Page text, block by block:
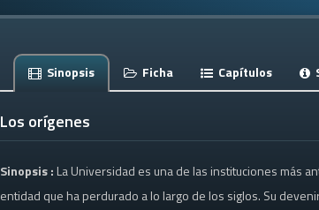
Sinopsis Ficha Capítulos
Los orígenes
Sinopsis : La Universidad es una de las instituciones más
entidad que ha perdurado a lo largo de los siglos. Su